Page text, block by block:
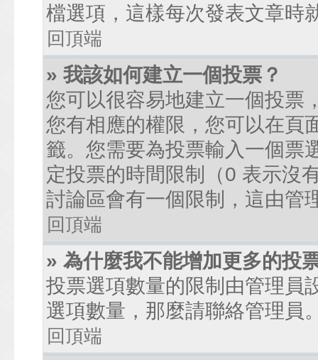
檔選項，這樣每次發表文章時
回頂端
» 我該如何建立一個投票？
您可以很容易地建立一個投票
您有相應的權限，您可以在頁
籤。您需要為投票輸入一個票
定投票的時間限制（0 表示沒
討論區會有一個限制，這由管
回頂端
» 為什麼我不能增加更多的投
投票選項數量的限制由管理員
選項數量，那麼請聯絡管理員
回頂端